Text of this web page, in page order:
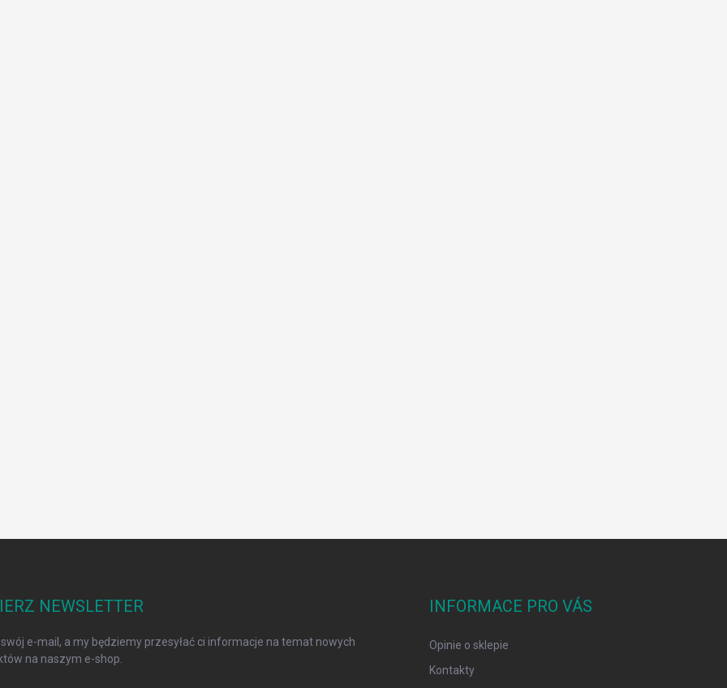
NEWSLETTER
e-mail, a my będziemy przesyłać ci informacje na temat nowych
na naszym e-shop.
INFORMACE PRO VÁS
Opinie o sklepie
Kontakty